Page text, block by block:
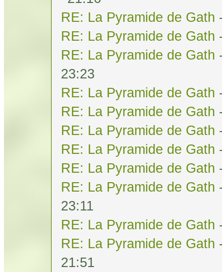
RE: La Pyramide de Gath
RE: La Pyramide de Gath
RE: La Pyramide de Gath
23:23
RE: La Pyramide de Gath
RE: La Pyramide de Gath
RE: La Pyramide de Gath
RE: La Pyramide de Gath
RE: La Pyramide de Gath
RE: La Pyramide de Gath
23:11
RE: La Pyramide de Gath
RE: La Pyramide de Gath
21:51